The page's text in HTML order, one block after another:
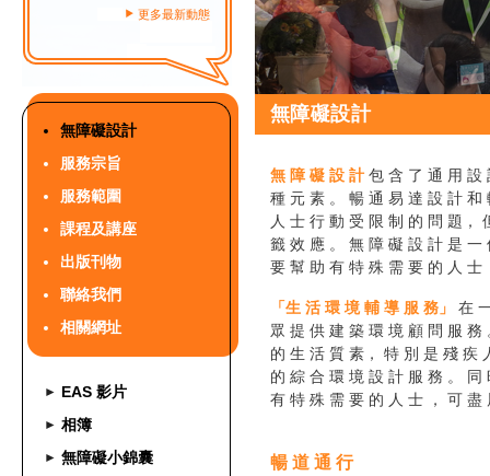
更多最新動態
無障礙設計
服務宗旨
服務範圍
課程及講座
出版刊物
聯絡我們
相關網址
► EAS 影片
► 相簿
► 無障礙小錦囊
無障礙設計
無 障 礙 設 計包 含 了 通 用 設
種 元 素 。 暢 通 易 達 設 計
人 士 行 動 受 限 制 的 問 題，
籤 效 應 。 無 障 礙 設 計 是
要 幫 助 有 特 殊 需 要 的 人
「生 活 環 境 輔 導 服 務」
在
眾 提 供 建 築 環 境 顧 問 服
的 生 活 質 素， 特 別 是 殘 疾
的 綜 合 環 境 設 計 服 務 。
有 特 殊 需 要 的 人 士 ， 可
暢 道 通 行